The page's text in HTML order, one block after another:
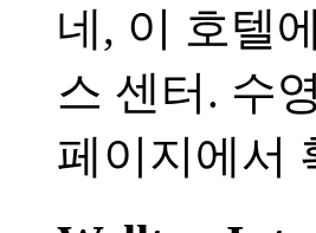
네, 이 호텔
스 센터. 수
페이지에서